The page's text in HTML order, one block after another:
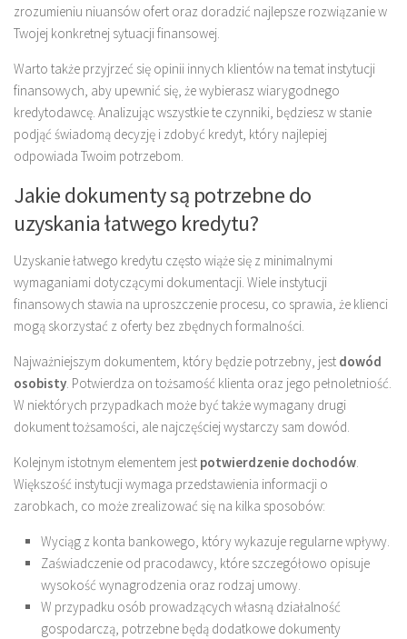
zrozumieniu niuansów ofert oraz doradzić najlepsze rozwiązanie w
Twojej konkretnej sytuacji finansowej.
Warto także przyjrzeć się opinii innych klientów na temat instytucji
finansowych, aby upewnić się, że wybierasz wiarygodnego
kredytodawcę. Analizując wszystkie te czynniki, będziesz w stanie
podjąć świadomą decyzję i zdobyć kredyt, który najlepiej
odpowiada Twoim potrzebom.
Jakie dokumenty są potrzebne do
uzyskania łatwego kredytu?
Uzyskanie łatwego kredytu często wiąże się z minimalnymi
wymaganiami dotyczącymi dokumentacji. Wiele instytucji
finansowych stawia na uproszczenie procesu, co sprawia, że klienci
mogą skorzystać z oferty bez zbędnych formalności.
Najważniejszym dokumentem, który będzie potrzebny, jest dowód
osobisty. Potwierdza on tożsamość klienta oraz jego pełnoletniość.
W niektórych przypadkach może być także wymagany drugi
dokument tożsamości, ale najczęściej wystarczy sam dowód.
Kolejnym istotnym elementem jest potwierdzenie dochodów.
Większość instytucji wymaga przedstawienia informacji o
zarobkach, co może zrealizować się na kilka sposobów:
Wyciąg z konta bankowego, który wykazuje regularne wpływy.
Zaświadczenie od pracodawcy, które szczegółowo opisuje
wysokość wynagrodzenia oraz rodzaj umowy.
W przypadku osób prowadzących własną działalność
gospodarczą, potrzebne będą dodatkowe dokumenty